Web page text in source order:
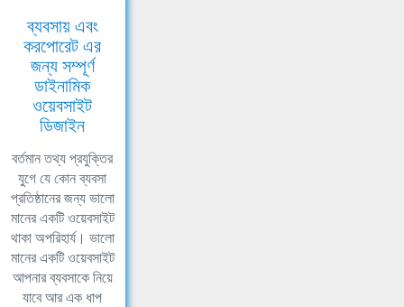
ব্যবসায় এবং
করপোরেট এর
জন্য সম্পূর্ণ
ডাইনামিক
ওয়েবসাইট
ডিজাইন
বর্তমান তথ্য প্রযুক্তির
যুগে যে কোন ব্যবসা
প্রতিষ্ঠানের জন্য ভালো
মানের একটি ওয়েবসাইট
থাকা অপরিহার্য। ভালো
মানের একটি ওয়েবসাইট
আপনার ব্যবসাকে নিয়ে
যাবে আর এক ধাপ